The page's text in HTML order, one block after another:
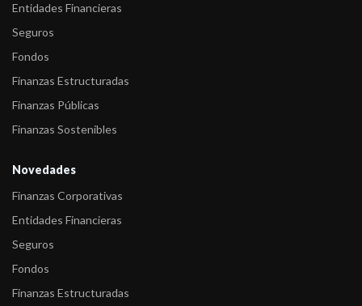
Entidades Financieras
Seguros
Fondos
Finanzas Estructuradas
Finanzas Públicas
Finanzas Sostenibles
Novedades
Finanzas Corporativas
Entidades Financieras
Seguros
Fondos
Finanzas Estructuradas